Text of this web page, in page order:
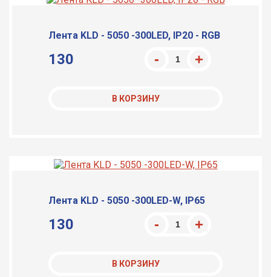
Лента KLD - 5050 -300LED, IP20 - RGB
130
В КОРЗИНУ
Лента KLD - 5050 -300LED-W, IP65
130
В КОРЗИНУ